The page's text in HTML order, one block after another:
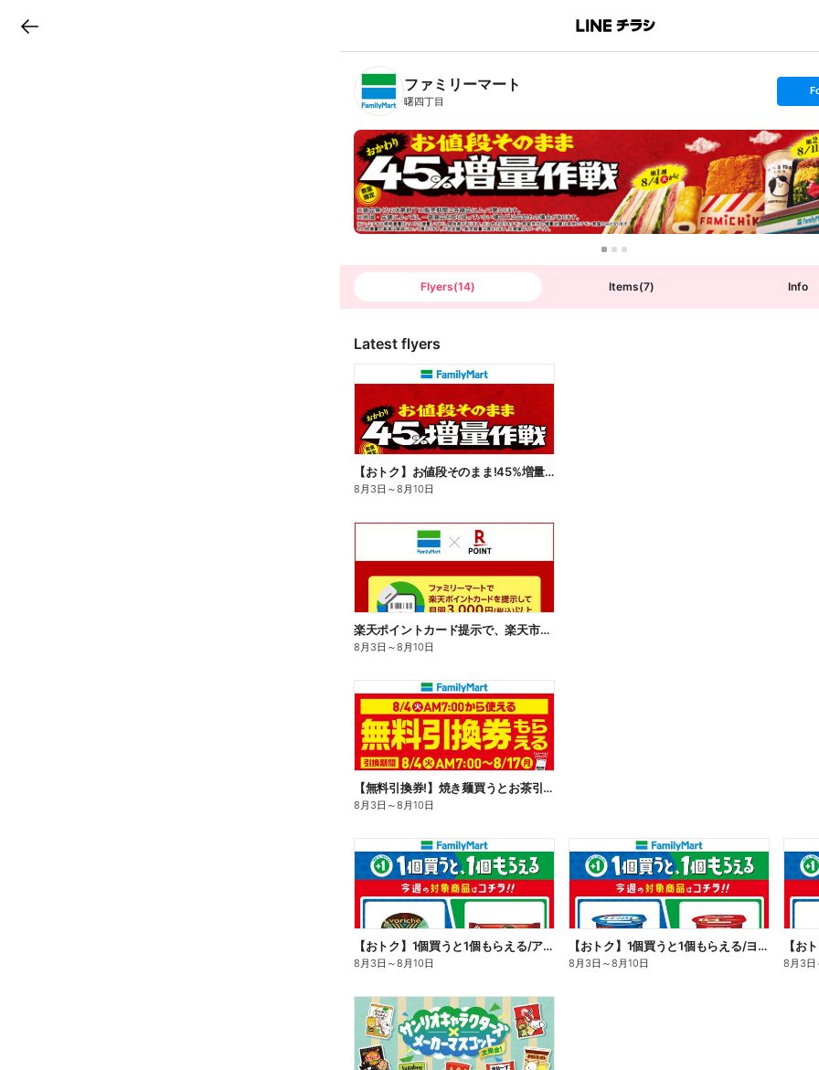
B
n
T
ファミリーマート
曙四丁目
s
t
o
l
l
o
w
Flyers(14) Items(7) Info
Latest flyers
【おトク】お値段そのまま!45%増量作戦!
8月3日 ～8月10日
楽天ポイントカード提示で、楽天市場でのお買い物がおトクに!
8月3日 ～8月10日
【無料引換券!】焼き麺買うとお茶引換券貰える!
8月3日 ～8月10日
【おトク】1個買うと1個もらえる/アイス
8月3日 ～8月10日
【おトク】1個買うと1個もらえる/ヨーグルト
8月3日 ～8月10日
【お
8月3日